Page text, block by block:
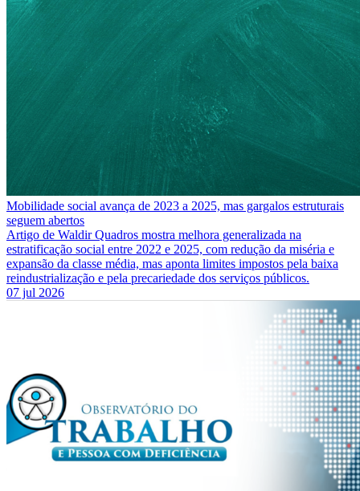
Mobilidade social avança de 2023 a 2025, mas gargalos estruturais
seguem abertos
Artigo de Waldir Quadros mostra melhora generalizada na
estratificação social entre 2022 e 2025, com redução da miséria e
expansão da classe média, mas aponta limites impostos pela baixa
reindustrialização e pela precariedade dos serviços públicos.
07 jul 2026